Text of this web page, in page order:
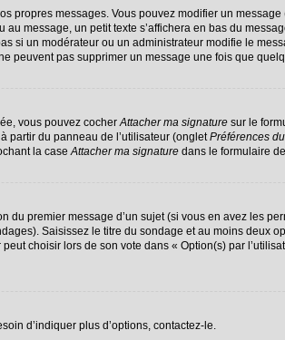
propres messages. Vous pouvez modifier un
message, un petit texte s’affichera en bas du
si un modérateur ou un administrateur modifie le
peuvent pas supprimer un message une fois que
vous pouvez cocherAttacher ma signaturesur le
partir du panneau de l’utilisateur (ongletPréférences
la caseAttacher ma signaturedans le formulaire
du premier message d’un sujet (si vous en avez les
Saisissez le titre du sondage et au moins deux
choisir lors de son vote dans « Option(s) par
d’indiquer plus d’options, contactez-le.